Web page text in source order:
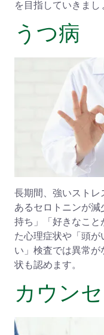
を目指していきまし
うつ病
長期間、強いストレ
あるセロトニンが
持ち」「好きなこと
た心理症状や「頭
い」検査では異常
状も認めます。
カウン